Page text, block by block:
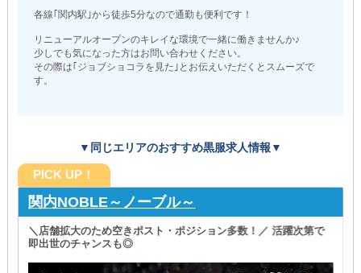
各線｢関内駅｣から徒歩5分なので通勤も便利です！
リニューアルオープンのキレイな環境で一緒に働きませんか♪
少しでも気になった方はお問い合わせください。
その際は｢ジョブショコラを見た｣とお伝えいただくとスムーズで
す。
▼同じエリアのおすすめ黒服求人情報▼
PICK UP！
関内NOBLE～ノーブル～
＼店舗拡大のため空きポスト・ポジション多数！／ 活躍次第で
即出世のチャンスも◎